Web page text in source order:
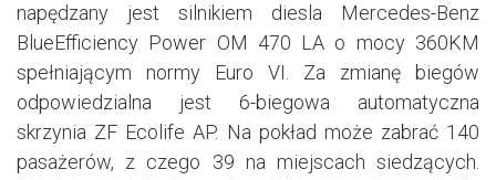
napędzany jest silnikiem diesla Mercedes-Benz
BlueEfficiency Power OM 470 LA o mocy 360KM
spełniającym normy Euro VI. Za zmianę biegów
odpowiedzialna jest 6-biegowa automatyczna
skrzynia ZF Ecolife AP. Na pokład może zabrać 140
pasażerów, z czego 39 na miejscach siedzących.